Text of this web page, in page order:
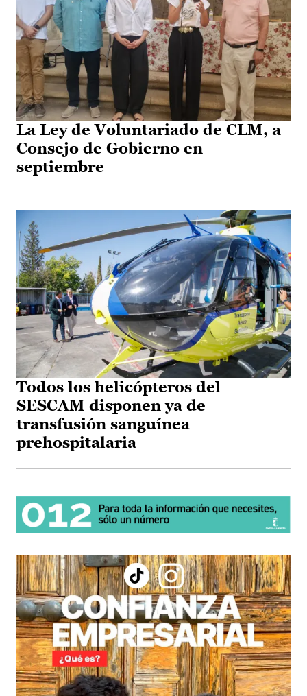
La Ley de Voluntariado de CLM, a
Consejo de Gobierno en
septiembre
Todos los helicópteros del
SESCAM disponen ya de
transfusión sanguínea
prehospitalaria